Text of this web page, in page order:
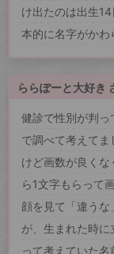
け出たのは出生
本的に名字がかわ
ららぽーと大好き
健診で性別が判っ
で調べて考えて
けど画数が良く
ら1文字もらって
顔を見て「違う
が、生まれた時
って考えていた名